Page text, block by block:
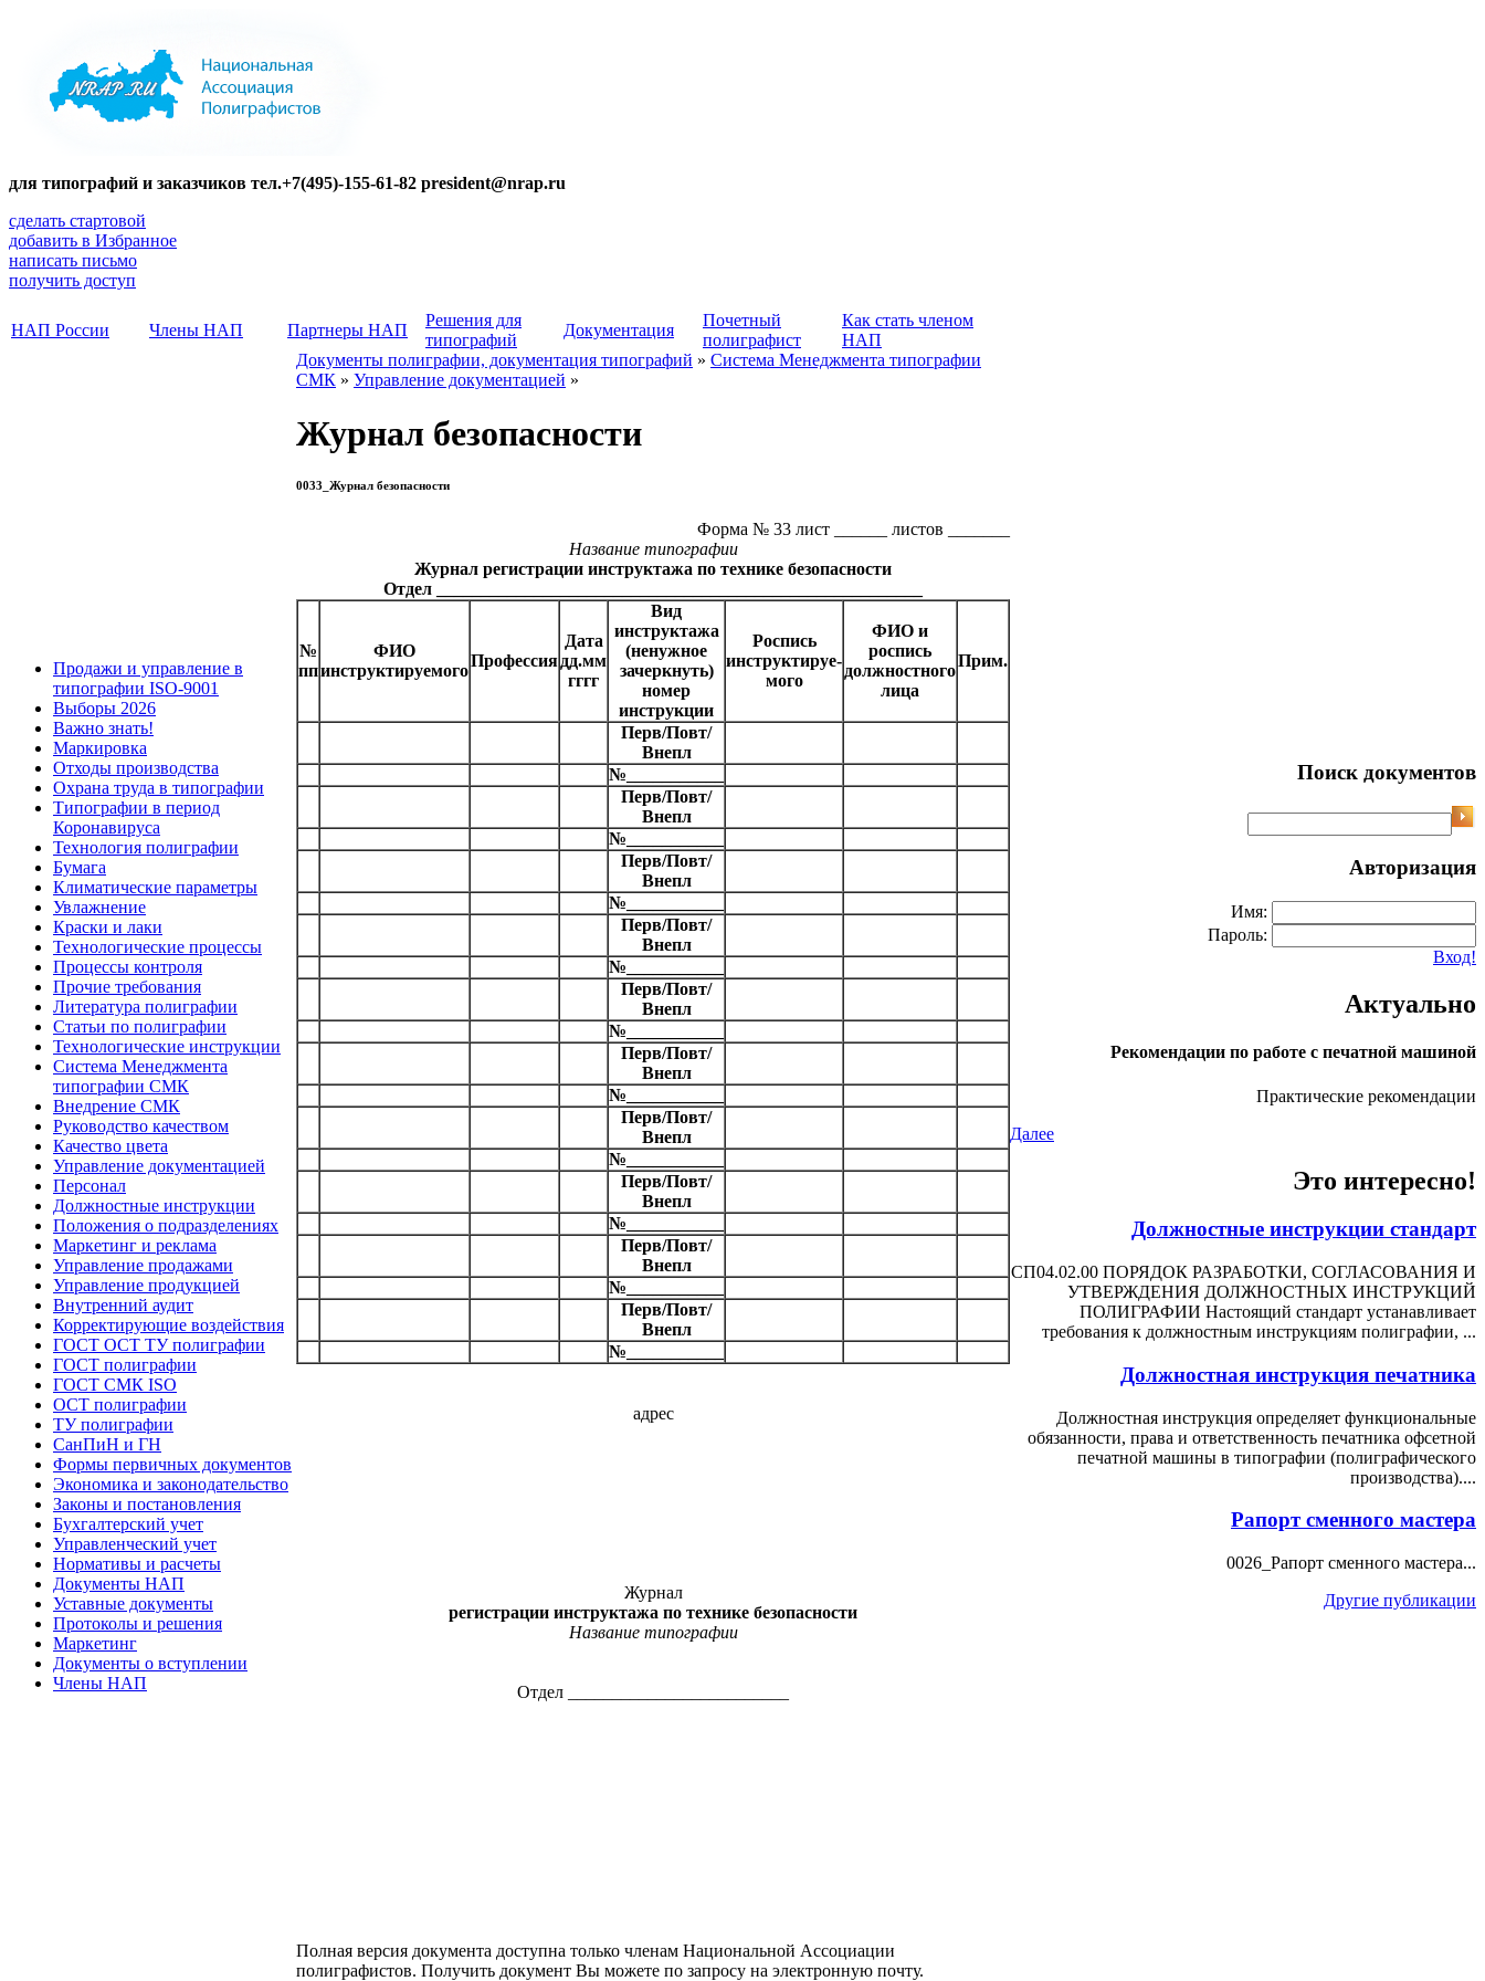
для типографий и заказчиков тел.+7(495)-155-61-82 president@nrap.ru
сделать стартовой
добавить в Избранное
написать письмо
получить доступ
НАП России Члены НАП Партнеры НАП
Решения для
типографий
Документация
Почетный
полиграфист
Как стать членом
НАП
Продажи и управление в
типографии ISO-9001
Выборы 2026
Важно знать!
Маркировка
Отходы производства
Охрана труда в типографии
Типографии в период
Коронавируса
Технология полиграфии
Бумага
Климатические параметры
Увлажнение
Краски и лаки
Технологические процессы
Процессы контроля
Прочие требования
Литература полиграфии
Статьи по полиграфии
Технологические инструкции
Система Менеджмента
типографии СМК
Внедрение СМК
Руководство качеством
Качество цвета
Управление документацией
Персонал
Должностные инструкции
Положения о подразделениях
Маркетинг и реклама
Управление продажами
Управление продукцией
Внутренний аудит
Корректирующие воздействия
ГОСТ ОСТ ТУ полиграфии
ГОСТ полиграфии
ГОСТ СМК ISO
ОСТ полиграфии
ТУ полиграфии
СанПиН и ГН
Формы первичных документов
Экономика и законодательство
Законы и постановления
Бухгалтерский учет
Управленческий учет
Нормативы и расчеты
Документы НАП
Уставные документы
Протоколы и решения
Маркетинг
Документы о вступлении
Члены НАП
Документы полиграфии, документация типографий » Система Менеджмента типографии
СМК » Управление документацией »
Журнал безопасности
0033_Журнал безопасности
Форма № 33 лист ______ листов _______
Название типографии
Журнал регистрации инструктажа по технике безопасности
Отдел _______________________________________________________
№
пп
ФИО
инструктируемого
Профессия
Дата
дд.мм
гггг
Вид
инструктажа
(ненужное
зачеркнуть)
номер
инструкции
Роспись
инструктируе-
мого
ФИО и
роспись
должностного
лица
Прим.
Перв/Повт/
Внепл
№___________
Перв/Повт/
Внепл
№___________
Перв/Повт/
Внепл
№___________
Перв/Повт/
Внепл
№___________
Перв/Повт/
Внепл
№___________
Перв/Повт/
Внепл
№___________
Перв/Повт/
Внепл
№___________
Перв/Повт/
Внепл
№___________
Перв/Повт/
Внепл
№___________
Перв/Повт/
Внепл
№___________
адрес
Журнал
регистрации инструктажа по технике безопасности
Название типографии
Отдел _________________________
Полная версия документа доступна только членам Национальной Ассоциации
полиграфистов. Получить документ Вы можете по запросу на электронную почту.
Поиск документов
Авторизация
Имя:
Пароль:
Вход!
Актуально
Рекомендации по работе с печатной машиной
Практические рекомендации
Далее
Это интересно!
Должностные инструкции стандарт
СП04.02.00 ПОРЯДОК РАЗРАБОТКИ, СОГЛАСОВАНИЯ И
УТВЕРЖДЕНИЯ ДОЛЖНОСТНЫХ ИНСТРУКЦИЙ
ПОЛИГРАФИИ Настоящий стандарт устанавливает
требования к должностным инструкциям полиграфии, ...
Должностная инструкция печатника
Должностная инструкция определяет функциональные
обязанности, права и ответственность печатника офсетной
печатной машины в типографии (полиграфического
производства)....
Рапорт сменного мастера
0026_Рапорт сменного мастера...
Другие публикации